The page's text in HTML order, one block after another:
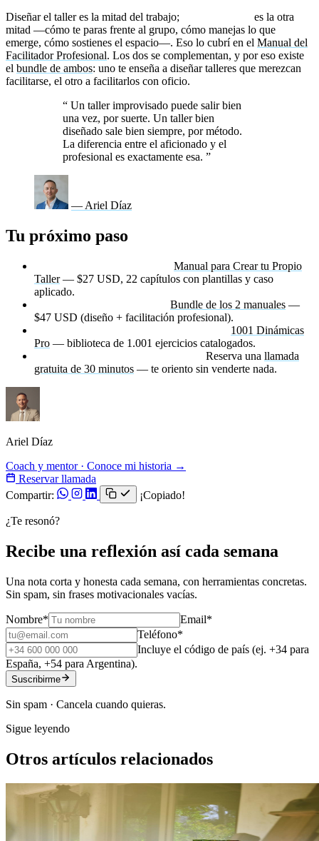
Diseñar el taller es la mitad del trabajo;
es la otra
mitad —cómo te paras frente al grupo, cómo manejas lo que
emerge, cómo sostienes el espacio—. Eso lo cubrí en el Manual del
Facilitador Profesional. Los dos se complementan, y por eso existe
el bundle de ambos: uno te enseña a diseñar talleres que merezcan
facilitarse, el otro a facilitarlos con oficio.
“ Un taller improvisado puede salir bien
una vez, por suerte. Un taller bien
diseñado sale bien siempre, por método.
La diferencia entre el aficionado y el
profesional es exactamente esa. ”
— Ariel Díaz
Tu próximo paso
Manual para Crear tu Propio
Taller— $27 USD, 22 capítulos con plantillas y caso
aplicado.
Bundle de los 2 manuales —
$47 USD (diseño + facilitación profesional).
1001 Dinámicas
Pro — biblioteca de 1.001 ejercicios catalogados.
Reserva una llamada
gratuita de 30 minutos — te oriento sin venderte nada.
Ariel Díaz
Coach y mentor · Conoce mi historia →
Reservar llamada
Compartir:
¡Copiado!
¿Te resonó?
Recibe una reflexión así cada semana
Una nota corta y honesta cada semana, con herramientas concretas.
Sin spam, sin frases motivacionales vacías.
Nombre* Email*
Teléfono*
Incluye el código de país (ej. +34 para
España, +54 para Argentina).
Suscribirme
Sin spam · Cancela cuando quieras.
Sigue leyendo
Otros artículos relacionados